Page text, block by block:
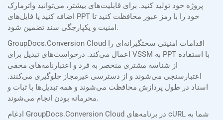
پروژه خود تولید کنید. برای قابلیت‌های بیشتر، می‌توانید واترمارک
اضافه کنید یا فایل‌های PPT خود را با رمز عبور محافظت کنید تا
امنیت و یکپارچگی سند تضمین شود.
GroupDocs.Conversion Cloud اقدامات امنیتی سختگیرانه‌ای را
اعمال می‌کند. درخواست‌های تبدیل برای VSSM به PPT با استفاده
از شناسه مشتری منحصر به فرد و اعتبارنامه‌های مخفی
اعتبارسنجی می‌شوند و از دسترسی غیرمجاز جلوگیری می‌کنند.
اسناد در طول پردازش محافظت می‌شوند و همه تبدیل‌ها با ثبات و
محرمانه بودن انجام می‌شوند.
ادغام GroupDocs.Conversion Cloud در برنامه‌های cURL شما به